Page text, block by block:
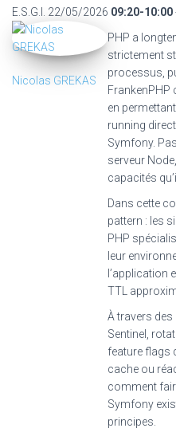
E.S.G.I. 22/05/2026 09:20-10:00
PHP a
strictement
processus,
en
running
Symfony.
serveur
capacités
Dans cette
pattern : les
PHP
leur
l’application
TTL
À travers
Sentinel,
feature flags
cache ou
comment
Symfony
principes.
Nicolas GREKAS